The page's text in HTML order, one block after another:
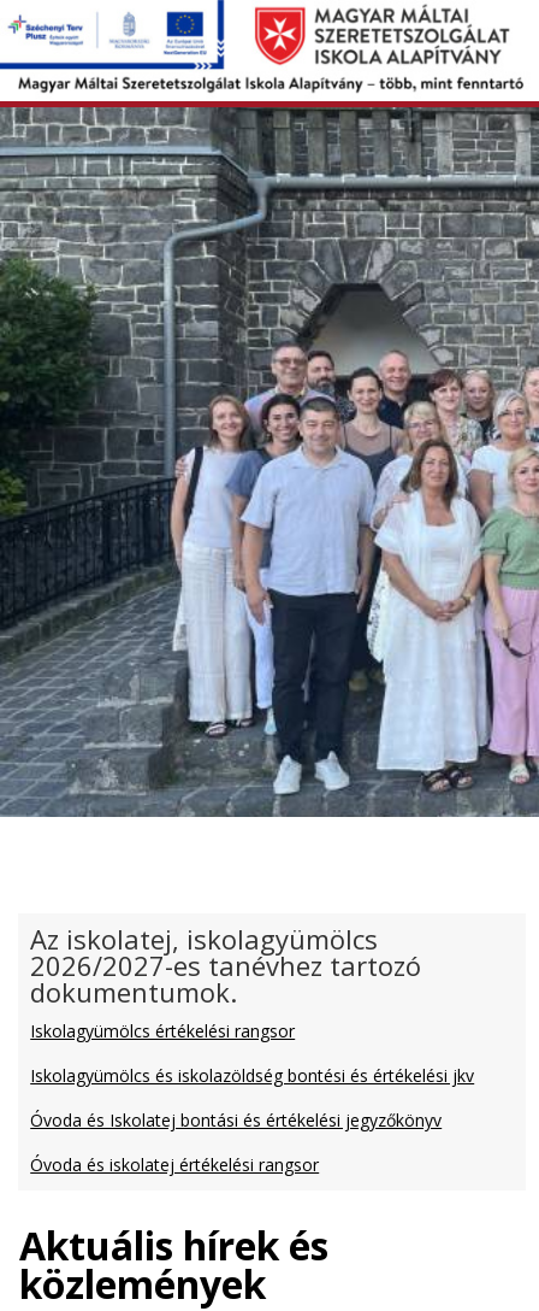
Az iskolatej, iskolagyümölcs
2026/2027-es tanévhez tartozó
dokumentumok.
Iskolagyümölcs értékelési rangsor
Iskolagyümölcs és iskolazöldség bontési és értékelési jkv
Óvoda és Iskolatej bontási és értékelési jegyzőkönyv
Óvoda és iskolatej értékelési rangsor
Aktuális hírek és
közlemények